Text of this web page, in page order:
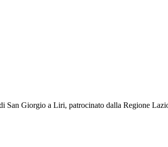
San Giorgio a Liri, patrocinato dalla Regione